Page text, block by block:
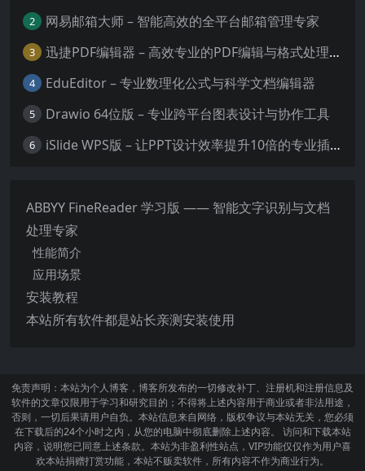
2 网易邮箱大师 – 智能高效的全平台邮箱管理专家
3 迅捷PDF编辑器 – 高效专业的PDF编辑与格式处理工具
4 EduEditor – 专业数理化公式与科学文档编辑器
5 Drawio 64位版 – 专业跨平台图表设计与协作工具
6 iSlide WPS版 – 让PPT设计效率提升10倍的专业插件
ABBYY FineReader 学习版 —— 智能文字识别与文档
处理专家
性能简介
应用场景
安装教程
本站所有软件都是站长亲测安装使用
免责声明：本站为个人博客，博客所发布的一切修改补丁、注册机和注册信息及
软件的文章仅限用于学习和研究目的；不得将上述内容用于商业或者非法用途，
否则，一切后果请用户自负。本站信息来自网络，版权争议与本站无关，您必须
在下载后的24个小时之内，从您的电脑中彻底删除上述内容。 访问和下载本站
内容，说明您已同意上述条款。本站为非盈利性站点，VIP功能仅仅作为用户喜
欢本站捐赠打赏功能，本站不贩卖软件，所有内容不作为商业行为。